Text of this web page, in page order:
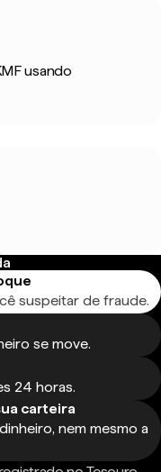
usando
suspeitar de fraude.
se move.
24 horas.
carteira
nem mesmo a